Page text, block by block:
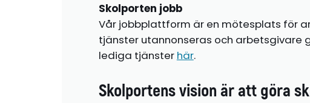
Skolporten jobb
Vår jobbplattform är en mötesplats för
tjänster utannonseras och arbetsgivare
lediga tjänster här.
Skolportens vision är att göra